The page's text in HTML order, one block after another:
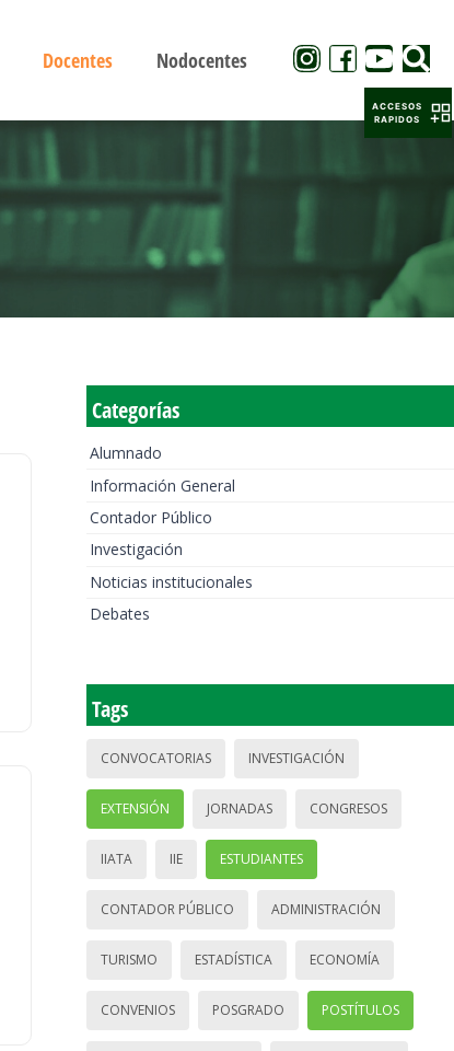
Docentes Nodocentes
Categorías
Alumnado
Información General
Contador Público
Investigación
Noticias institucionales
Debates
Tags
CONVOCATORIAS INVESTIGACIÓN
EXTENSIÓN JORNADAS CONGRESOS
IIATA IIE ESTUDIANTES
CONTADOR PÚBLICO ADMINISTRACIÓN
TURISMO ESTADÍSTICA ECONOMÍA
CONVENIOS POSGRADO POSTÍTULOS
ACCESOS
RAPIDOS